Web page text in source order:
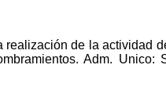
de la actividad
Adm. Unico: